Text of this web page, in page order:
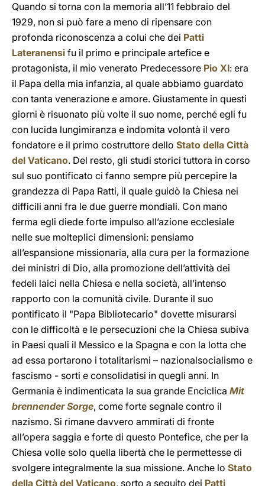
Quando si torna con la memoria all’11 febbraio del
1929, non si può fare a meno di ripensare con
profonda riconoscenza a colui che dei Patti
Lateranensi fu il primo e principale artefice e
protagonista, il mio venerato Predecessore Pio XI: era
il Papa della mia infanzia, al quale abbiamo guardato
con tanta venerazione e amore. Giustamente in questi
giorni è risuonato più volte il suo nome, perché egli fu
con lucida lungimiranza e indomita volontà il vero
fondatore e il primo costruttore dello Stato della Città
del Vaticano. Del resto, gli studi storici tuttora in corso
sul suo pontificato ci fanno sempre più percepire la
grandezza di Papa Ratti, il quale guidò la Chiesa nei
difficili anni fra le due guerre mondiali. Con mano
ferma egli diede forte impulso all’azione ecclesiale
nelle sue molteplici dimensioni: pensiamo
all’espansione missionaria, alla cura per la formazione
dei ministri di Dio, alla promozione dell’attività dei
fedeli laici nella Chiesa e nella società, all’intenso
rapporto con la comunità civile. Durante il suo
pontificato il "Papa Bibliotecario" dovette misurarsi
con le difficoltà e le persecuzioni che la Chiesa subiva
in Paesi quali il Messico e la Spagna e con la lotta che
ad essa portarono i totalitarismi – nazionalsocialismo e
fascismo - sorti e consolidatisi in quegli anni. In
Germania è indimenticata la sua grande Enciclica Mit
brennender Sorge, come forte segnale contro il
nazismo. Si rimane davvero ammirati di fronte
all’opera saggia e forte di questo Pontefice, che per la
Chiesa volle solo quella libertà che le permettesse di
svolgere integralmente la sua missione. Anche lo Stato
della Città del Vaticano, sorto a seguito dei Patti